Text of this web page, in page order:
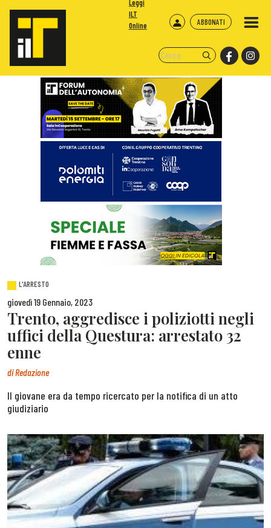
ABBONATI
Leggi
ILT
Online
L'ARRESTO
giovedì 19 Gennaio, 2023
Trento, aggredisce i poliziotti negli
uffici della Questura: arrestato 32
enne
diRedazione
Il giovane era da tempo ricercato per la notifica di un atto
giudiziario